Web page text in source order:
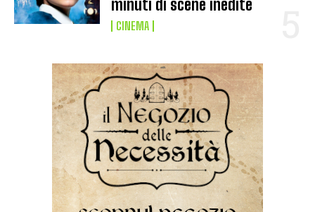
minuti di scene inedite
CINEMA